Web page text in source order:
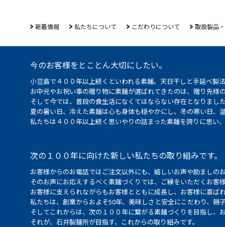
新着情報 私たちについて こだわりについて 取扱製品
今のお客様をとことん大切にしたい。
小豆島で４００年以上続くといわれる素麺。天日干しと手延べ
お中元やお祝い事の贈り物に素麺が選ばれてきたのは、贈り先
そして今では、普段の食生活になくてはならない存在となりまし
夏の暑い日、冷えた素麺は心も身体も穏やかにし、冬の寒い日
私たちは４００年以上続く思いやりの詰まった素麺を誇りに思
次の１００年に向けた新しい私たちの取り組みです。
お客様からのお電話ではご注文以外にも、嬉しいお声や励まし
そのお声にお応えするべく素麺づくりでは、ご縁をいただくお
お客様に支えられながらもお客様とともに成長し、お客様に喜ば
私たちは、創業からおよそ50年、美味しさと安全にこだわり、
そしてこれからは、次の１００年に繋がる素麺づくりを目指し
それが、石井製麺所が目指す、これからの取り組みです。